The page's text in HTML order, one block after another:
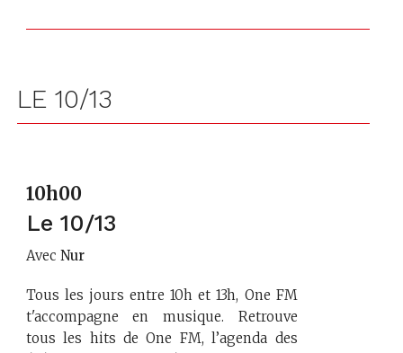
LE 10/13
10h00
Le 10/13
Avec Nur
Tous les jours entre 10h et 13h, One FM
t'accompagne en musique. Retrouve
tous les hits de One FM, l’agenda des